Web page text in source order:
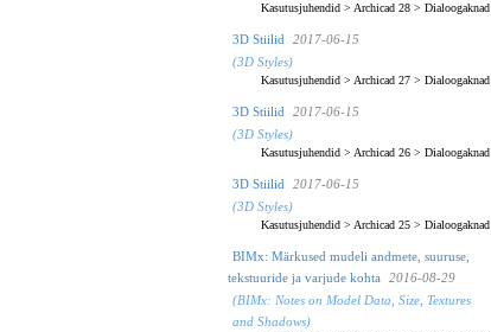
Kasutusjuhendid > Archicad 28 > Dialoogaknad
3D Stiilid
2017-06-15
(3D Styles)
Kasutusjuhendid > Archicad 27 > Dialoogaknad
3D Stiilid
2017-06-15
(3D Styles)
Kasutusjuhendid > Archicad 26 > Dialoogaknad
3D Stiilid
2017-06-15
(3D Styles)
Kasutusjuhendid > Archicad 25 > Dialoogaknad
BIMx: Märkused mudeli andmete, suuruse,
tekstuuride ja varjude kohta
2016-08-29
(BIMx: Notes on Model Data, Size, Textures
and Shadows)